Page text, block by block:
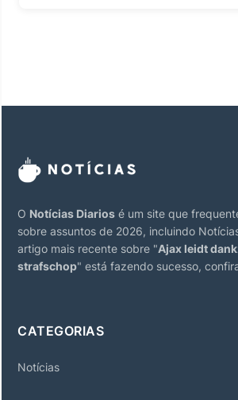
O Notícias Diarios é um site que
sobre assuntos de 2026, incluindo
artigo mais recente sobre "Ajax leidt
strafschop" está fazendo sucesso,
CATEGORIAS
Notícias